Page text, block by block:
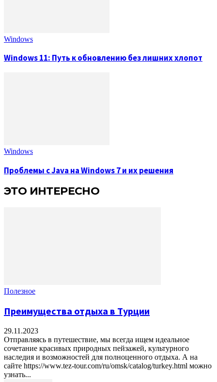
Windows
Windows 11: Путь к обновлению без лишних хлопот
Windows
Проблемы с Java на Windows 7 и их решения
ЭТО ИНТЕРЕСНО
Полезное
Преимущества отдыха в Турции
29.11.2023
Отправляясь в путешествие, мы всегда ищем идеальное
сочетание красивых природных пейзажей, культурного
наследия и возможностей для полноценного отдыха. А на
сайте https://www.tez-tour.com/ru/omsk/catalog/turkey.html можно
узнать...